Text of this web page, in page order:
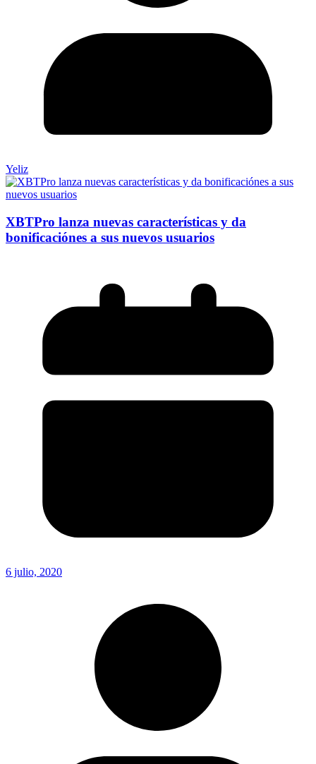
Yeliz
XBTPro lanza nuevas características y da
bonificaciónes a sus nuevos usuarios
6 julio, 2020